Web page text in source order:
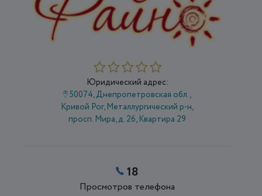
Юридический адрес:
50074, Днепропетровская обл.,
Кривой Рог, Металлургический р-н,
просп. Мира, д. 26, Квартира 29
18
Просмотров телефона